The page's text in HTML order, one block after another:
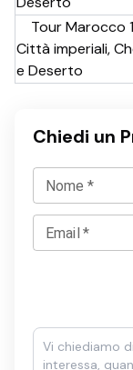
Tour Marocco
Città imperiali,
e Deserto
Chiedi un
Nome *
Email *